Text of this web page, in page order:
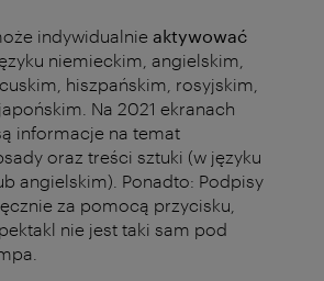
indywidualnie aktywować
niemieckim, angielskim,
hiszpańskim, rosyjskim,
Na 2021 ekranach
informacje na temat
oraz treści sztuki (w języku
angielskim). Ponadto: Podpisy
za pomocą przycisku,
nie jest taki sam pod